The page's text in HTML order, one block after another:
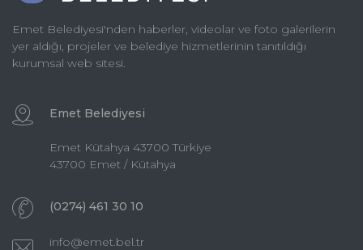
Emet Belediyesi'nden haberler, videolar ve foto galerilerin
yer aldığı, projeler ve belediye hizmetlerinin tanıtıldığı
kurumsal web sitesi.
Emet Belediyesi
Emet Kütahya 43700 Türkiye
43700 Emet / Kütahya
(0274) 461 30 10
info@emet.bel.tr